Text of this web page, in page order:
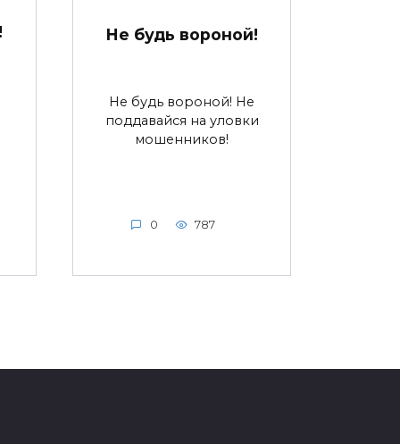
Не будь вороной!
Не будь вороной! Не
поддавайся на уловки
мошенников!
0 787